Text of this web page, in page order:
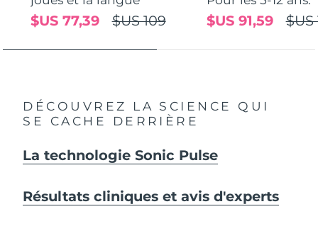
$US 109
$US 77,39 $US
$US 91,59
DÉCOUVREZ LA SCIENCE QUI
SE CACHE DERRIÈRE
La technologie Sonic Pulse
Résultats cliniques et avis d'experts